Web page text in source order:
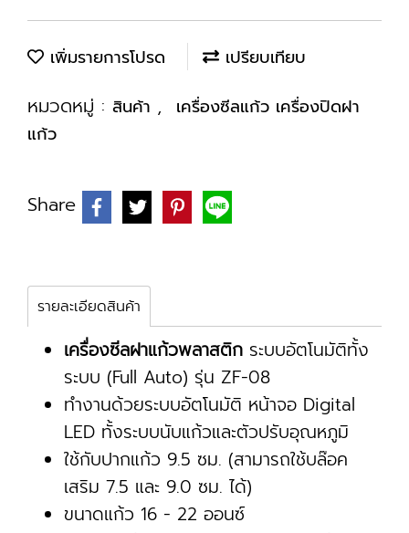
เพิ่มรายการโปรด เปรียบเทียบ
หมวดหมู่ : สินค้า ,
เครื่องซีลแก้ว เครื่องปิดฝา
แก้ว
Share
รายละเอียดสินค้า
เครื่องซีลฝาแก้วพลาสติก ระบบอัตโนมัติทั้ง
ระบบ (Full Auto) รุ่น ZF-08
ทำงานด้วยระบบอัตโนมัติ หน้าจอ Digital
LED ทั้งระบบนับแก้วและตัวปรับอุณหภูมิ
ใช้กับปากแก้ว 9.5 ซม. (สามารถใช้บล๊อค
เสริม 7.5 และ 9.0 ซม. ได้)
ขนาดแก้ว 16 - 22 ออนซ์